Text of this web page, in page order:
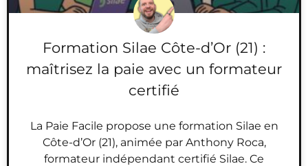
Formation Silae Côte-d’Or (21) :
maîtrisez la paie avec un formateur
certifié
La Paie Facile propose une formation Silae en
Côte-d’Or (21), animée par Anthony Roca,
formateur indépendant certifié Silae. Ce